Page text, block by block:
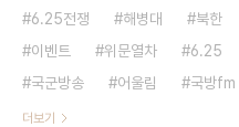
6.25전쟁
해병대 북한
이벤트
위문열차 6.25
국군방송
어울림 국방fm
더보기